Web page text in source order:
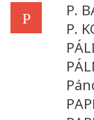
P
P.
P.